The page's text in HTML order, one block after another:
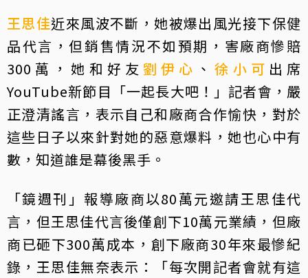
王思佳近來風波不斷，她被爆出風光接下保健
品代言，但銷售情況不如預期，害廠商慘賠
300萬，她和好友 劉伊心 、徐小可 出席
YouTube新節目「一起長大吧！」記者會，嚴
正澄清謠言，表示自己和廠商合作愉快，對於
這些日子以來針對她的惡意爆料，她也心中有
數，知道誰是幕後黑手。
「鏡週刊」報導廠商以80萬元邀請王思佳代
言，但王思佳代言後僅創下10萬元業績，但廠
商已砸下300萬成本，創下廠商30年來最慘紀
錄，王思佳無奈表示：「每次開記者會就有這